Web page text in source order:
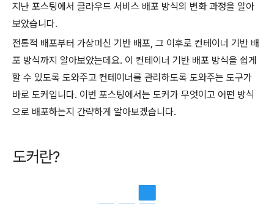
지난 포스팅에서 클라우드 서비스 배포 방식의 변화 과정을 알아
보았습니다.
전통적 배포부터 가상머신 기반 배포, 그 이후로 컨테이너 기반 배
포 방식까지 알아보았는데요. 이 컨테이너 기반 배포 방식을 쉽게
할 수 있도록 도와주고 컨테이너를 관리하도록 도와주는 도구가
바로 도커입니다. 이번 포스팅에서는 도커가 무엇이고 어떤 방식
으로 배포하는지 간략하게 알아보겠습니다.
도커란?